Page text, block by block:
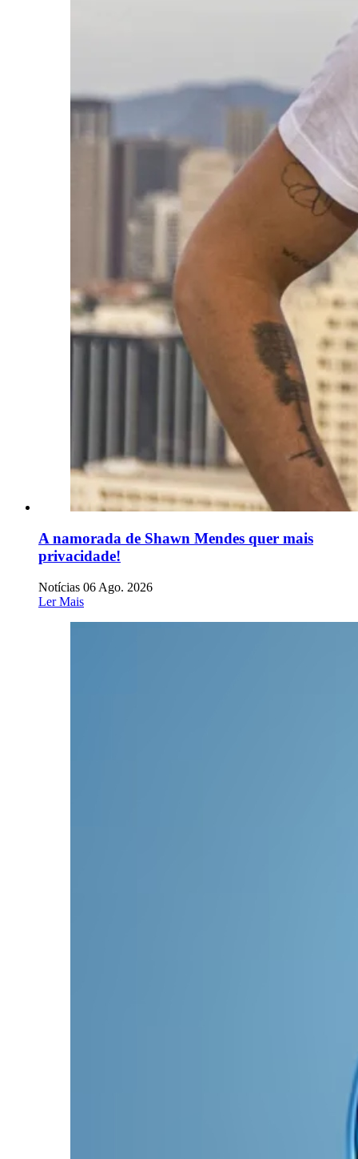
A namorada de Shawn Mendes quer mais
privacidade!
Notícias 06 Ago. 2026
Ler Mais